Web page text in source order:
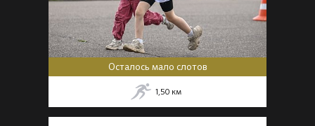
Осталось мало слотов
1,50 км